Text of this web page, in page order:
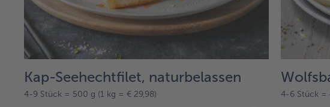
Kap-Seehechtfilet, naturbelassen
4-9 Stück = 500 g (1 kg = € 29,98) 4-6 Stück =